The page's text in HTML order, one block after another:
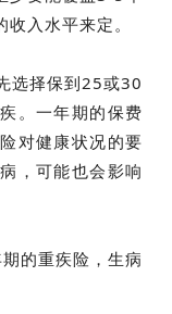
入水平来定。
选择保到25或30
。一年期的保费
对健康状况的要
，可能也会影响
的重疾险，生病